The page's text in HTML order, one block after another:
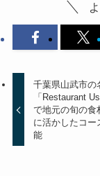
千葉県山武市の
「Restaurant
で地元の旬の食
に活かしたコー
能